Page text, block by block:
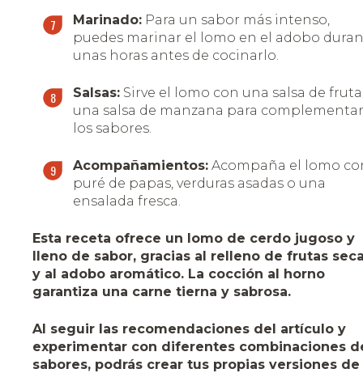
Marinado: Para un sabor más intenso,
puedes marinar el lomo en el adobo
unas horas antes de cocinarlo.
Salsas: Sirve el lomo con una salsa de
una salsa de manzana para complementar
los sabores.
Acompañamientos: Acompaña el lomo
puré de papas, verduras asadas o una
ensalada fresca.
Esta receta ofrece un lomo de cerdo jugoso y
lleno de sabor, gracias al relleno de frutas
y al adobo aromático. La cocción al horno
garantiza una carne tierna y sabrosa.
Al seguir las recomendaciones del artículo y
experimentar con diferentes combinaciones
sabores, podrás crear tus propias versiones de